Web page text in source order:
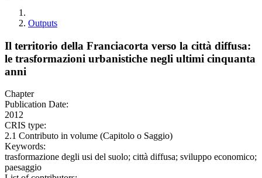
Outputs
Il territorio della Franciacorta verso la città diffusa:
le trasformazioni urbanistiche negli ultimi cinquanta
anni
Chapter
Publication Date:
2012
CRIS type:
2.1 Contributo in volume (Capitolo o Saggio)
Keywords:
trasformazione degli usi del suolo; città diffusa; sviluppo economico;
paesaggio